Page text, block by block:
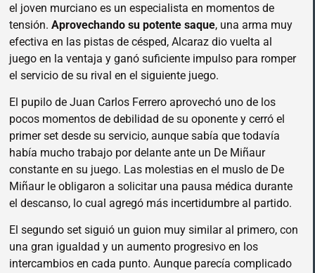
el joven murciano es un especialista en momentos de
tensión. Aprovechando su potente saque, una arma muy
efectiva en las pistas de césped, Alcaraz dio vuelta al
juego en la ventaja y ganó suficiente impulso para romper
el servicio de su rival en el siguiente juego.
El pupilo de Juan Carlos Ferrero aprovechó uno de los
pocos momentos de debilidad de su oponente y cerró el
primer set desde su servicio, aunque sabía que todavía
había mucho trabajo por delante ante un De Miñaur
constante en su juego. Las molestias en el muslo de De
Miñaur le obligaron a solicitar una pausa médica durante
el descanso, lo cual agregó más incertidumbre al partido.
El segundo set siguió un guion muy similar al primero, con
una gran igualdad y un aumento progresivo en los
intercambios en cada punto. Aunque parecía complicado